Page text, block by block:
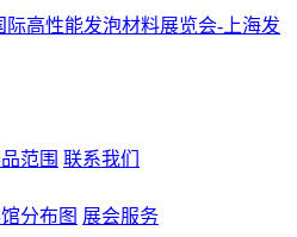
范围 联系我们
分布图 展会服务